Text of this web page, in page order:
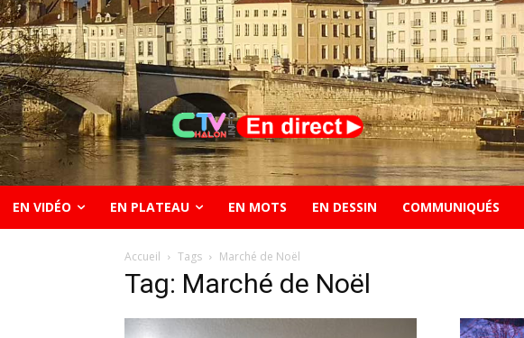
EN VIDÉO EN PLATEAU EN MOTS EN DESSIN COMMUNIQUÉS
Accueil Tags Marché de Noël
Tag: Marché de Noël